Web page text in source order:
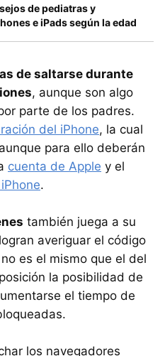
de pediatras y
e iPads según la edad
de saltarse durante
, aunque son algo
parte de los padres.
del iPhone, la cual
para ello deberán
cuenta de Apple y el
.
también juega a su
averiguar el código
es el mismo que el del
la posibilidad de
el tiempo de
los navegadores